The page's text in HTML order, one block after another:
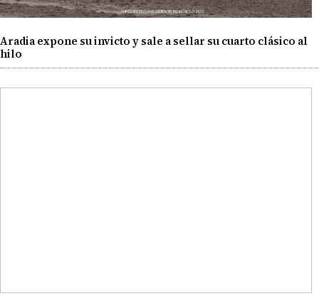
Aradia expone su invicto y sale a sellar su cuarto clásico al
hilo